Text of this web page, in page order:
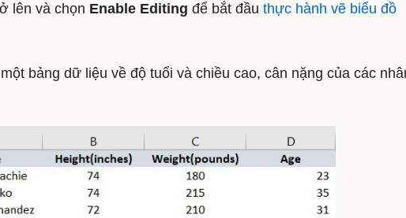
lên và chọn Enable Editing để bắt đầu thực hành vẽ biểu đồ
bảng dữ liệu về độ tuổi và chiều cao, cân nặng của các